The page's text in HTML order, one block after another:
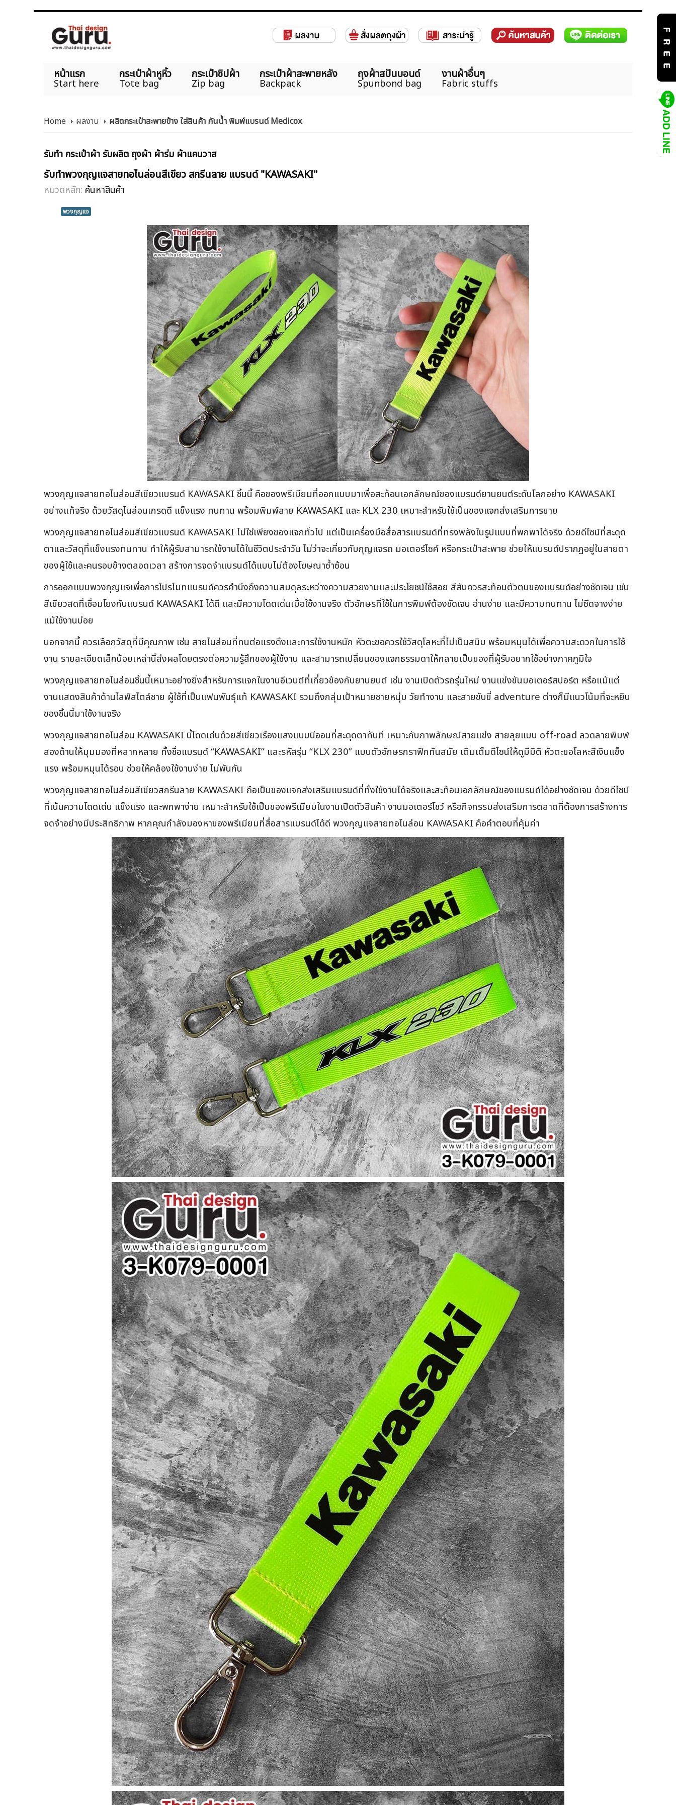
หน้าแรก
Start here
กระเป๋าผ้าหูหิ้ว
Tote bag
กระเป๋าซิปผ้า
Zip bag
กระเป๋าผ้าสะพายหลัง
Backpack
ถุงผ้าสปันบอนด์
Spunbond bag
งานผ้าอื่นๆ
Fabric stuffs
Home ผลงาน ผลิตกระเป๋าสะพายข้าง ใส่สินค้า กันน้ำ พิมพ์แบรนด์ Medicox
รับทำ กระเป๋าผ้า รับผลิต ถุงผ้า ผ้าร่ม ผ้าแคนวาส
รับทำพวงกุญแจสายทอไนล่อนสีเขียว สกรีนลาย แบรนด์ "KAWASAKI"
หมวดหลัก: ค้นหาสินค้า
พวงกุญแจ
พวงกุญแจสายทอไนล่อนสีเขียวแบรนด์ KAWASAKI ชิ้นนี้ คือของพรีเมียมที่ออกแบบมาเพื่อสะท้อนเอกลักษณ์ของแบรนด์ยานยนต์ระดับโลกอย่าง KAWASAKI
อย่างแท้จริง ด้วยวัสดุไนล่อนเกรดดี แข็งแรง ทนทาน พร้อมพิมพ์ลาย KAWASAKI และ KLX 230 เหมาะสำหรับใช้เป็นของแจกส่งเสริมการขาย
พวงกุญแจสายทอไนล่อนสีเขียวแบรนด์ KAWASAKI ไม่ใช่เพียงของแจกทั่วไป แต่เป็นเครื่องมือสื่อสารแบรนด์ที่ทรงพลังในรูปแบบที่พกพาได้จริง ด้วยดีไซน์ที่สะดุด
ตาและวัสดุที่แข็งแรงทนทาน ทำให้ผู้รับสามารถใช้งานได้ในชีวิตประจำวัน ไม่ว่าจะเกี่ยวกับกุญแจรถ มอเตอร์ไซค์ หรือกระเป๋าสะพาย ช่วยให้แบรนด์ปรากฏอยู่ในสายตา
ของผู้ใช้และคนรอบข้างตลอดเวลา สร้างการจดจำแบรนด์ได้แบบไม่ต้องโฆษณาซ้ำซ้อน
การออกแบบพวงกุญแจเพื่อการโปรโมทแบรนด์ควรคำนึงถึงความสมดุลระหว่างความสวยงามและประโยชน์ใช้สอย สีสันควรสะท้อนตัวตนของแบรนด์อย่างชัดเจน เช่น
สีเขียวสดที่เชื่อมโยงกับแบรนด์ KAWASAKI ได้ดี และมีความโดดเด่นเมื่อใช้งานจริง ตัวอักษรที่ใช้ในการพิมพ์ต้องชัดเจน อ่านง่าย และมีความทนทาน ไม่ซีดจางง่าย
แม้ใช้งานบ่อย
นอกจากนี้ ควรเลือกวัสดุที่มีคุณภาพ เช่น สายไนล่อนที่ทนต่อแรงดึงและการใช้งานหนัก หัวตะขอควรใช้วัสดุโลหะที่ไม่เป็นสนิม พร้อมหมุนได้เพื่อความสะดวกในการใช้
งาน รายละเอียดเล็กน้อยเหล่านี้ส่งผลโดยตรงต่อความรู้สึกของผู้ใช้งาน และสามารถเปลี่ยนของแจกธรรมดาให้กลายเป็นของที่ผู้รับอยากใช้อย่างภาคภูมิใจ
พวงกุญแจสายทอไนล่อนชิ้นนี้เหมาะอย่างยิ่งสำหรับการแจกในงานอีเวนต์ที่เกี่ยวข้องกับยานยนต์ เช่น งานเปิดตัวรถรุ่นใหม่ งานแข่งขันมอเตอร์สปอร์ต หรือแม้แต่
งานแสดงสินค้าด้านไลฟ์สไตล์ชาย ผู้ใช้ที่เป็นแฟนพันธุ์แท้ KAWASAKI รวมถึงกลุ่มเป้าหมายชายหนุ่ม วัยทำงาน และสายขับขี่ adventure ต่างก็มีแนวโน้มที่จะหยิบ
ของชิ้นนี้มาใช้งานจริง
พวงกุญแจสายทอไนล่อน KAWASAKI นี้โดดเด่นด้วยสีเขียวเรืองแสงแบบนีออนที่สะดุดตาทันที เหมาะกับภาพลักษณ์สายแข่ง สายลุยแบบ off-road ลวดลายพิมพ์
สองด้านให้มุมมองที่หลากหลาย ทั้งชื่อแบรนด์ “KAWASAKI” และรหัสรุ่น “KLX 230” แบบตัวอักษรกราฟิกทันสมัย เติมเต็มดีไซน์ให้ดูมีมิติ หัวตะขอโลหะสีเงินแข็ง
แรง พร้อมหมุนได้รอบ ช่วยให้คล้องใช้งานง่าย ไม่พันกัน
พวงกุญแจสายทอไนล่อนสีเขียวสกรีนลาย KAWASAKI ถือเป็นของแจกส่งเสริมแบรนด์ที่ทั้งใช้งานได้จริงและสะท้อนเอกลักษณ์ของแบรนด์ได้อย่างชัดเจน ด้วยดีไซน์
ที่เน้นความโดดเด่น แข็งแรง และพกพาง่าย เหมาะสำหรับใช้เป็นของพรีเมียมในงานเปิดตัวสินค้า งานมอเตอร์โชว์ หรือกิจกรรมส่งเสริมการตลาดที่ต้องการสร้างการ
จดจำอย่างมีประสิทธิภาพ หากคุณกำลังมองหาของพรีเมียมที่สื่อสารแบรนด์ได้ดี พวงกุญแจสายทอไนล่อน KAWASAKI คือคำตอบที่คุ้มค่า